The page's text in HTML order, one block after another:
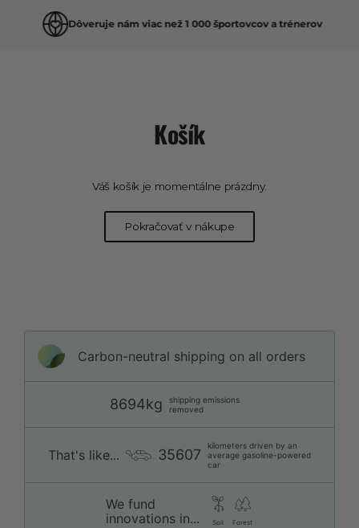
Dôveruje nám viac než 1 000 športovcov a trénerov
Košík
Váš košík je momentálne prázdny.
Pokračovať v nákupe
Carbon-neutral shipping on all orders
8694kg
shipping emissions
removed
That's like... 35607
kilometers driven by an
average gasoline-powered
car
We fund
innovations in...
Soil Forest